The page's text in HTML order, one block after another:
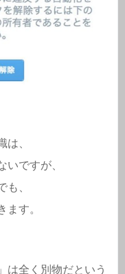
は、
いですが、
も、
ます。
は全く別物だという